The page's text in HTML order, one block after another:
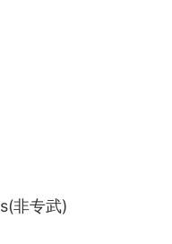
非专武)